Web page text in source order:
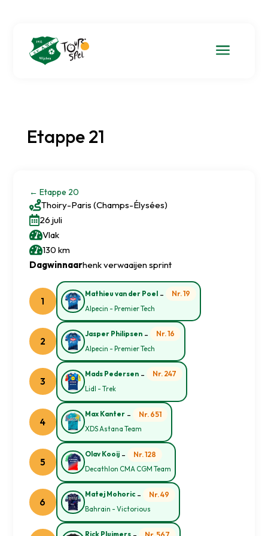
a
Etappe 21
← Etappe 20
Thoiry-Paris (Champs-Élysées)
26 juli
Vlak
130 km
Dagwinnaarhenk verwaaijen sprint
1
Mathieu van der Poel- Nr. 19
Alpecin - Premier Tech
2
Jasper Philipsen- Nr. 16
Alpecin - Premier Tech
3
Mads Pedersen- Nr. 247
Lidl - Trek
4
Max Kanter- Nr. 651
XDS Astana Team
5
Olav Kooij- Nr. 128
Decathlon CMA CGM Team
6
Matej Mohoric- Nr. 49
Bahrain - Victorious